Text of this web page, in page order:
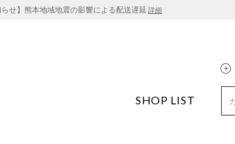
らせ】熊本地域地震の影響による配送遅延 詳細
SHOP LIST